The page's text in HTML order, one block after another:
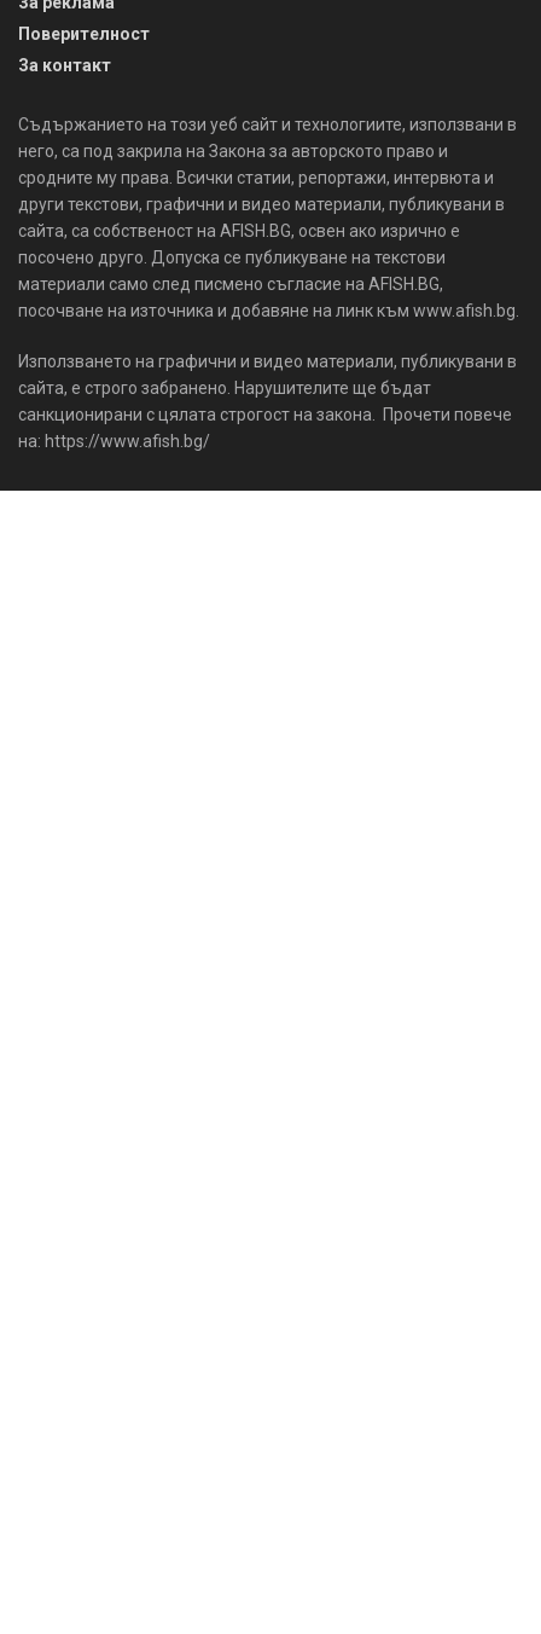
Поверителност
За контакт
Съдържанието на този уеб сайт и технологиите, използвани в
него, са под закрила на Закона за авторското право и
сродните му права. Всички статии, репортажи, интервюта и
други текстови, графични и видео материали, публикувани в
сайта, са собственост на AFISH.BG, освен ако изрично е
посочено друго. Допуска се публикуване на текстови
материали само след писмено съгласие на AFISH.BG,
посочване на източника и добавяне на линк към www.afish.bg.
Използването на графични и видео материали, публикувани в
сайта, е строго забранено. Нарушителите ще бъдат
санкционирани с цялата строгост на закона. Прочети повече
на: https://www.afish.bg/